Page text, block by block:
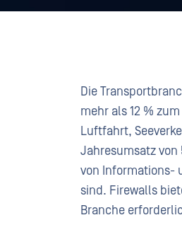
Die
mehr als 12 %
Luftfahrt,
Jahresumsatz von
von Informations-
sind. Firewalls
Branche